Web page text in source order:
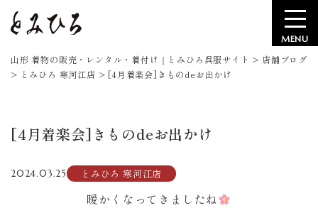
MENU
山形 着物の販売・レンタル・着付け｜とみひろ呉服サイト > 店舗ブログ
> とみひろ 寒河江店 > [4月着楽会]きものdeお出かけ
[4月着楽会]きものdeお出かけ
2024.03.25 とみひろ 寒河江店
暖かくなってきましたね